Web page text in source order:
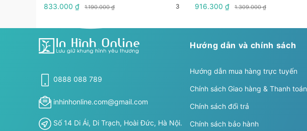
833.000 ₫ 1.190.000 ₫ 3 916.300 ₫ 1.309.000 ₫
0888 088 789
inhinhonline.com@gmail.com
Số 14 Di Ái, Di Trạch, Hoài Đức, Hà Nội.
Hướng dẫn và chính sách
Hướng dẫn mua hàng trực tuyến
Chính sách Giao hàng & Thanh toán
Chính sách đổi trả
Chính sách bảo hành